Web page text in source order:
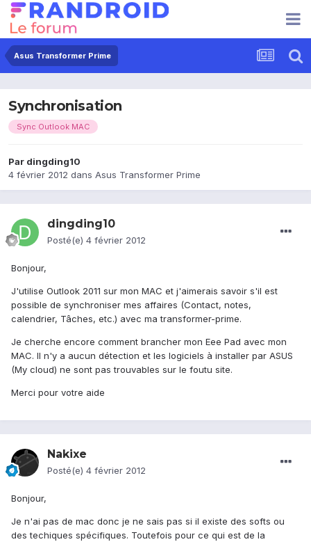
Asus Transformer Prime
Synchronisation
Sync Outlook MAC
Par dingding10
4 février 2012 dans Asus Transformer Prime
dingding10
Posté(e) 4 février 2012
Bonjour,
J'utilise Outlook 2011 sur mon MAC et j'aimerais savoir s'il est
possible de synchroniser mes affaires (Contact, notes,
calendrier, Tâches, etc.) avec ma transformer-prime.
Je cherche encore comment brancher mon Eee Pad avec mon
MAC. Il n'y a aucun détection et les logiciels à installer par ASUS
(My cloud) ne sont pas trouvables sur le foutu site.
Merci pour votre aide
Nakixe
Posté(e) 4 février 2012
Bonjour,
Je n'ai pas de mac donc je ne sais pas si il existe des softs ou
des techiques spécifiques. Toutefois pour ce qui est de la